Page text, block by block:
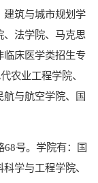
建筑与城市规划学
、法学院、马克思
临床医学类招生专
农业工程学院、
与航空学院、国
68号。学院有：国
学与工程学院、